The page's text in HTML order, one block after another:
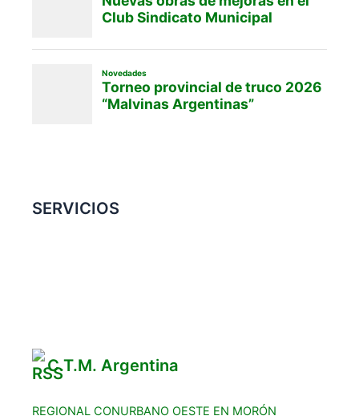
SERVICIOS
C.T.M. Argentina
REGIONAL CONURBANO OESTE EN MORÓN